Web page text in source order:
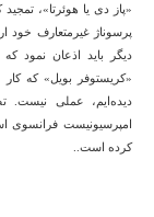
«پاز دی یا هوئرتا»،
پرسوناژ غیرمتعارف خود
دیگر باید اذعان نمود
«کریستوفر بویل» که کار
دیده‌ایم، عملی نیست.
امپرسیونیست فرانسوی
کرده است..